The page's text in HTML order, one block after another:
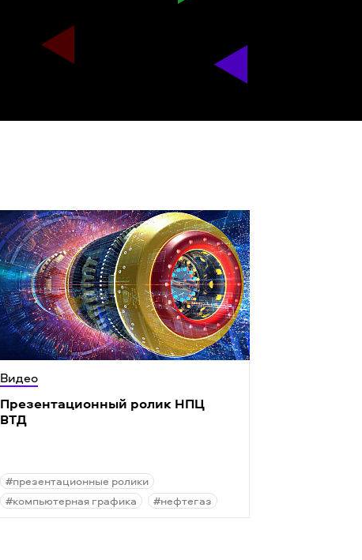
Видео
Презентационный ролик НПЦ
ВТД
#презентационные ролики
#компьютерная графика
#нефтегаз